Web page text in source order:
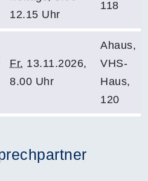
12.15 Uhr
118
Fr. 13.11.2026,
8.00 Uhr
Ahaus,
VHS-
Haus,
120